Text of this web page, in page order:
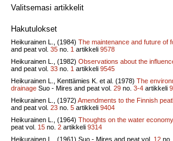
Valitsemasi artikkelit
Hakutulokset
Heikurainen L., (1984) The maintenance and future of
and peat vol. 35 no. 1 artikkeli 9578
Heikurainen L., (1982) Observations about the
and peat vol. 33 no. 1 artikkeli 9545
Heikurainen L., Kenttämies K. et al. (1978) The
drainage Suo - Mires and peat vol. 29 no. 3-4 artikkeli
Heikurainen L., (1972) Amendments to the Finnish
and peat vol. 23 no. 5 artikkeli 9404
Heikurainen L., (1964) Thoughts on the water
peat vol. 15 no. 2 artikkeli 9314
Heikurainen L., (1961) Suo - Mires and peat vol. 12 no.